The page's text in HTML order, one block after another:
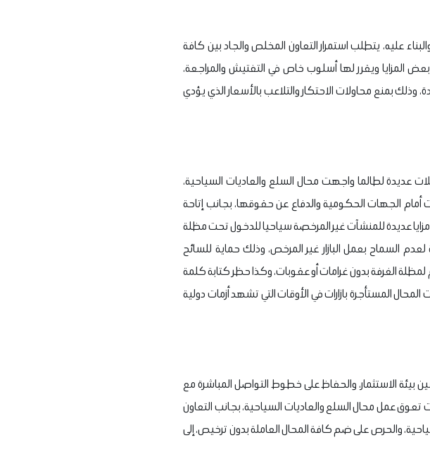
عليه، يتطلب استمرار التعاون المخلص والجاد بين كافة
المزايا ويقرر لها أسلوب خاص في التفتيش والمراجعة،
وذلك بمنع محاولات الاحتكار والتلاعب بالأسعار الذي يؤدي
لطالما واجهت محال السلع والعاديات السياحية،
أمام الجهات الحكومية والدفاع عن حقوقها، بجانب إتاحة
مزايا عديدة للمنشآت غير المرخصة سياحيا للدخول تحت مظلة
السماح بعمل البازار غير المرخص، وذلك حماية للسائح
الغرفة بدون غرامات أو عقوبات، وكذا حظر كتابة كلمة
المستأجرة بازارات في الأوقات التي تشهد أزمات دولية
بيئة الاستثمار، والحفاظ على خطوط التواصل المباشرة مع
تعوق عمل محال السلع والعاديات السياحية، بجانب التعاون
والحرص على ضم كافة المحال العاملة بدون ترخيص، إلى